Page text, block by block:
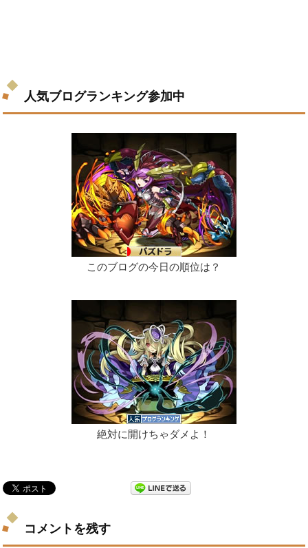
人気ブログランキング参加中
このブログの今日の順位は？
絶対に開けちゃダメよ！
コメントを残す